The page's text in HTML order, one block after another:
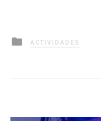
Posted
in
ACTIVIDADES